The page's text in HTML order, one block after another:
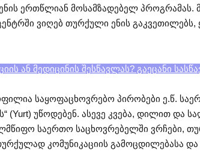
ერთწლიან მოსამზადებელ პროგრამას.
ვიღებ თურქული ენის
ან მედიცინის შესწავლას? გაეცანი
საყოფაცხოვრებო პირობები ე.წ.
(Yurt) უწოდებენ. ასევე კვება, დილით და
საერთო საცხოვრებელში ვრჩები,
კომუნიკაციის გამოცდილებასა და